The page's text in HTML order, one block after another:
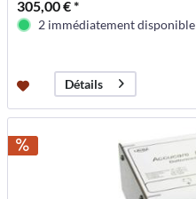
305,00 € *
2 immédiatement disponible
Détails